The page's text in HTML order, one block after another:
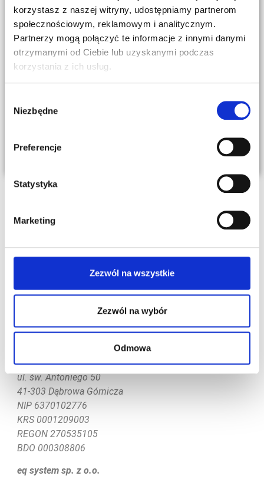
korzystasz z naszej witryny, udostępniamy partnerom
społecznościowym, reklamowym i analitycznym.
Partnerzy mogą połączyć te informacje z innymi danymi
otrzymanymi od Ciebie lub uzyskanymi podczas
korzystania z ich usług.
zgody
Niezbędne
Preferencje
Statystyka
Marketing
Zezwól na wszystkie
Zezwól na wybór
Odmowa
Kolejny webinar z naszym klientem: ASPROVA
APS w BURY Technologies
BURY porozmawiamy o filozofii harmonogramowania i
Czytaj więcej »
Dane kontaktowe:
tel.+48 32 420 74 20
eq system technology spółka akcyjna
ul. św. Antoniego 50
41-303 Dąbrowa Górnicza
NIP 6370102776
KRS 0001209003
REGON 270535105
BDO 000308806
eq system sp. z o.o.